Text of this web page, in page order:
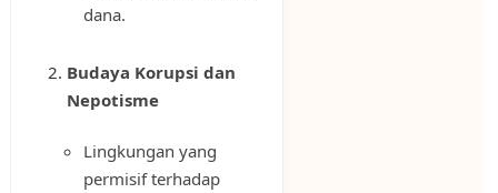
dana.
Budaya Korupsi dan
Nepotisme
Lingkungan yang
permisif terhadap